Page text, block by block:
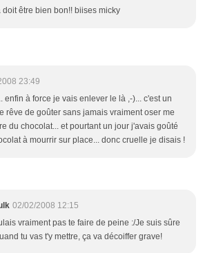
doit être bien bon!! biises micky
23:49
enfin à force je vais enlever le là ,-)... c'est un
rêve de goûter sans jamais vraiment oser me
du chocolat... et pourtant un jour j'avais goûté
à mourrir sur place... donc cruelle je disais !
02/02/2008 12:15
vraiment pas te faire de peine :/Je suis sûre
tu vas t'y mettre, ça va décoiffer grave!